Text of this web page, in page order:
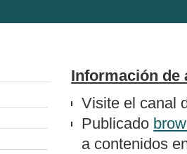
Información de
Visite el canal
Publicado
a contenidos